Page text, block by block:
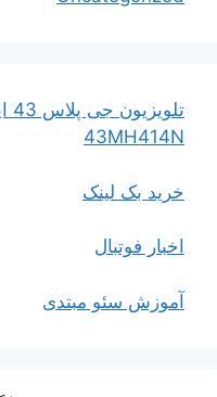
43MH414N
خرید بک لینک
اخبار فوتبال
آموزش سئو مبتدی